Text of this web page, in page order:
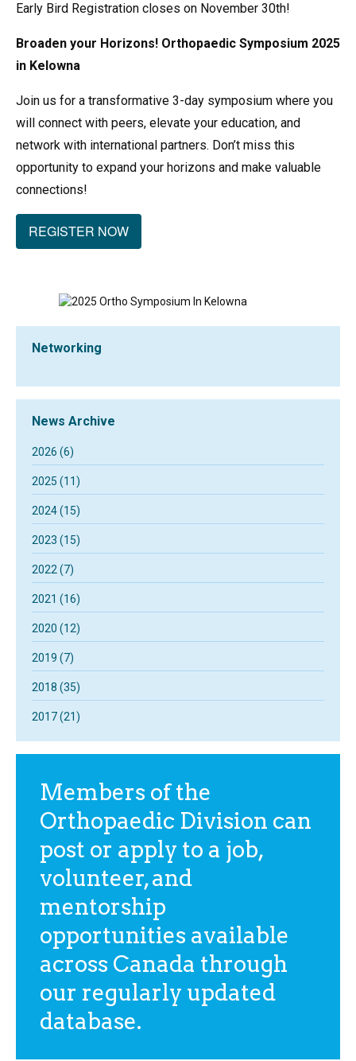
Early Bird Registration closes on November 30th!
Broaden your Horizons! Orthopaedic Symposium 2025
in Kelowna
Join us for a transformative 3-day symposium where you
will connect with peers, elevate your education, and
network with international partners. Don’t miss this
opportunity to expand your horizons and make valuable
connections!
REGISTER NOW
Networking
News Archive
2026 (6)
2025 (11)
2024 (15)
2023 (15)
2022 (7)
2021 (16)
2020 (12)
2019 (7)
2018 (35)
2017 (21)
Members of the
Orthopaedic Division can
post or apply to a job,
volunteer, and
mentorship
opportunities available
across Canada through
our regularly updated
database.